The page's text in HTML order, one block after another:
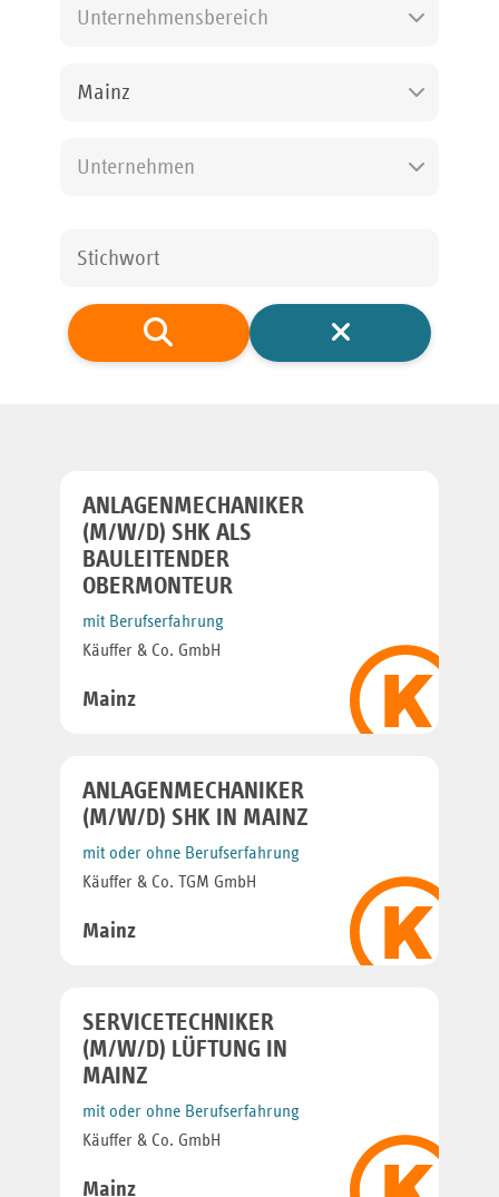
Unternehmensbereich
Mainz
Unternehmen
ANLAGENMECHANIKER
(M/W/D) SHK ALS
BAULEITENDER
OBERMONTEUR
mit Berufserfahrung
Käuffer & Co. GmbH
Mainz
ANLAGENMECHANIKER
(M/W/D) SHK IN MAINZ
mit oder ohne Berufserfahrung
Käuffer & Co. TGM GmbH
Mainz
SERVICETECHNIKER
(M/W/D) LÜFTUNG IN
MAINZ
mit oder ohne Berufserfahrung
Käuffer & Co. GmbH
Mainz